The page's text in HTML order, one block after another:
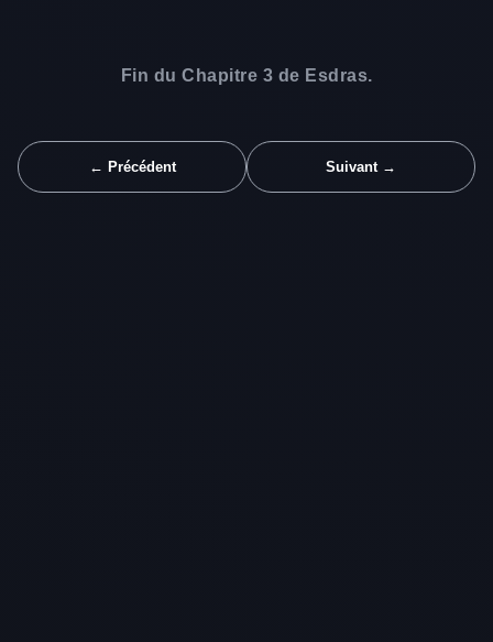
Fin du Chapitre 3 de Esdras.
← Précédent Suivant →